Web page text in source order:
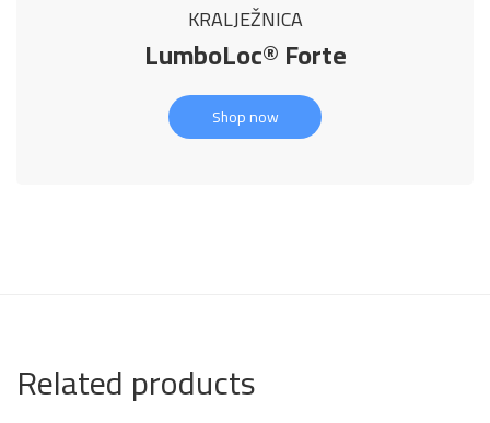
KRALJEŽNICA
LumboLoc® Forte
Shop now
Related products